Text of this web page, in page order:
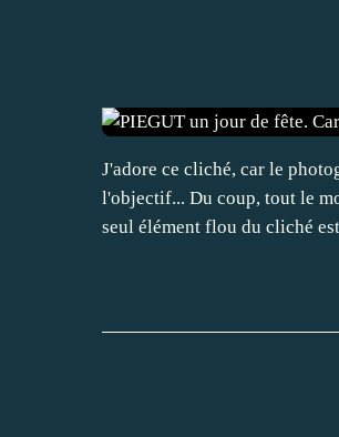
J'adore ce cliché, car le
l'objectif... Du coup, tout le
seul élément flou du cliché